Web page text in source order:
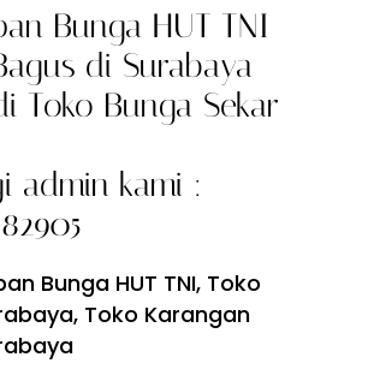
Bunga HUT TNI
di Surabaya
Toko Bunga Sekar
admin kami :
Bunga HUT TNI, Toko
, Toko Karangan